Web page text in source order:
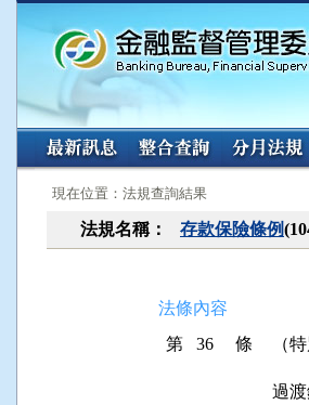
:::
現在位置：法規查詢結果
法規名稱： 存款保險條例
法條內容
第 36 條
（
過